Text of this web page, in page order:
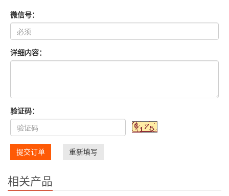
微信号：
详细内容：
验证码：
提交订单 重新填写
相关产品